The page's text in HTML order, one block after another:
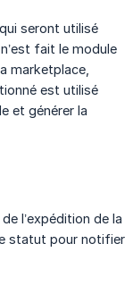
seront utilisé
fait le module
marketplace,
est utilisé
et générer la
l’expédition de la
statut pour notifier